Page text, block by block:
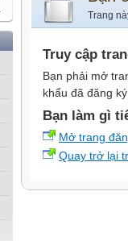
Trang
Truy cập
Bạn phải mở
khẩu đã đăng
Bạn làm gì
Mở trang
Quay trở lại